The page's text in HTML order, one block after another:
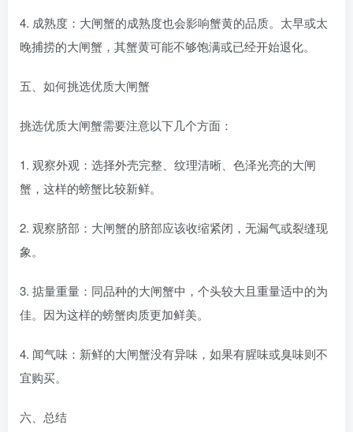
4. 成熟度：大闸蟹的成熟度也会影响蟹黄的品质。太早或太
晚捕捞的大闸蟹，其蟹黄可能不够饱满或已经开始退化。
五、如何挑选优质大闸蟹
挑选优质大闸蟹需要注意以下几个方面：
1. 观察外观：选择外壳完整、纹理清晰、色泽光亮的大闸
蟹，这样的螃蟹比较新鲜。
2. 观察脐部：大闸蟹的脐部应该收缩紧闭，无漏气或裂缝现
象。
3. 掂量重量：同品种的大闸蟹中，个头较大且重量适中的为
佳。因为这样的螃蟹肉质更加鲜美。
4. 闻气味：新鲜的大闸蟹没有异味，如果有腥味或臭味则不
宜购买。
六、总结